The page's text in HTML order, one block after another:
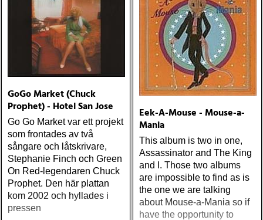
men jag har istället valt att
bara lista de plattor jag
lyssnat på väsentligt mycket
mer än vad tjänsten kräver
GoGo Market (Chuck
Prophet) - Hotel San Jose
Go Go Market var ett projekt
som frontades av två
sångare och låtskrivare,
Stephanie Finch och Green
On Red-legendaren Chuck
Prophet. Den här plattan
kom 2002 och hyllades i
pressen
Eek-A-Mouse - Mouse-a-
Mania
This album is two in one,
Assassinator and The King
and I. Those two albums
are impossible to find as is
the one we are talking
about Mouse-a-Mania so if
have the opportunity to